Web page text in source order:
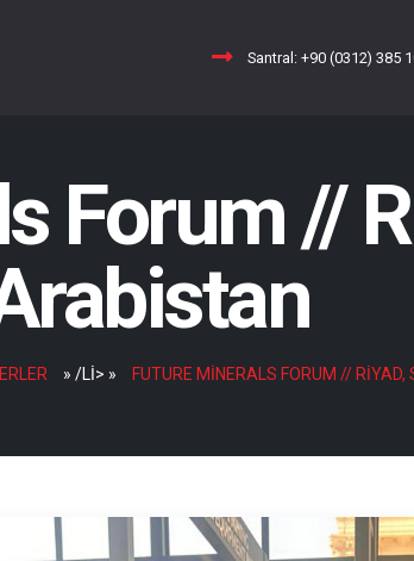
Santral: +90 (0312) 385
Forum //
» /LI> » FUTURE MINERALS FORUM //